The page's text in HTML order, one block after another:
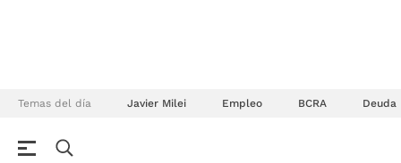
Temas del día Javier Milei Empleo BCRA Deuda